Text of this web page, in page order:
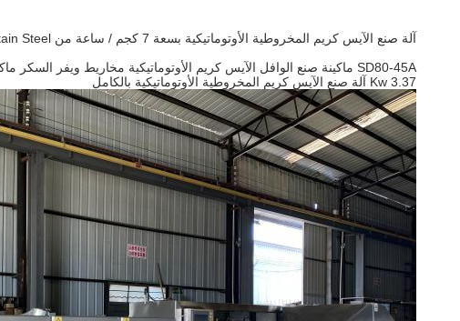
آلة صنع الآيس كريم المخروطية الأوتوماتيكية بسعة 7 كجم / ساعة من Stain Steel
SD80-45A ماكينة صنع الوافل الآيس كريم الأوتوماتيكية مخاريط ويفر السكر ماكينة صنع الخبز
3.37 Kw آلة صنع الآيس كريم المخروطية الأوتوماتيكية بالكامل